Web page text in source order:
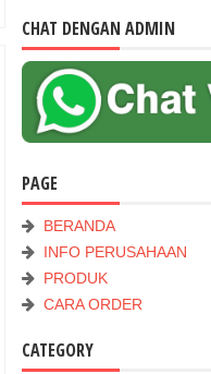
CHAT DENGAN ADMIN
PAGE
BERANDA
INFO PERUSAHAAN
PRODUK
CARA ORDER
CATEGORY